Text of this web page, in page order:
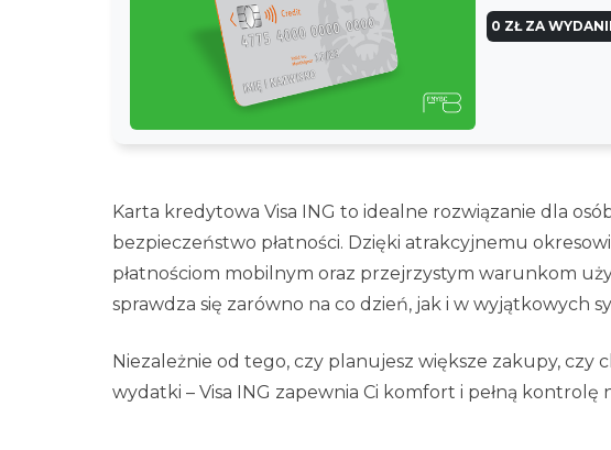
0 ZŁ ZA
Karta kredytowa Visa ING to idealne rozwiązanie dla
bezpieczeństwo płatności. Dzięki atrakcyjnemu
płatnościom mobilnym oraz przejrzystym warunkom
sprawdza się zarówno na co dzień, jak i w wyjątkowych
Niezależnie od tego, czy planujesz większe zakupy, czy
wydatki – Visa ING zapewnia Ci komfort i pełną kontrolę